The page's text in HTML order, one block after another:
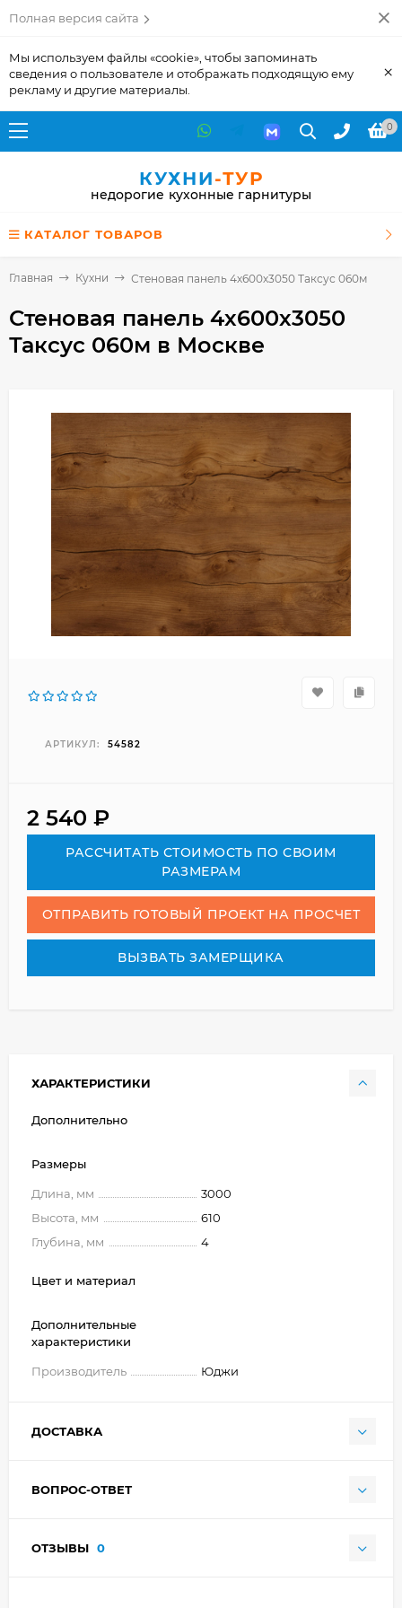
Полная версия сайта
Мы используем файлы «cookie», чтобы запоминать
сведения о пользователе и отображать подходящую ему
рекламу и другие материалы.
×
0
КУХНИ-ТУР
недорогие кухонные гарнитуры
КАТАЛОГ ТОВАРОВ
Главная Кухни Стеновая панель 4х600х3050 Таксус 060м
Стеновая панель 4х600х3050
Таксус 060м в Москве
АРТИКУЛ: 54582
2 540 ₽
РАСCЧИТАТЬ СТОИМОСТЬ ПО СВОИМ
РАЗМЕРАМ
ОТПРАВИТЬ ГОТОВЫЙ ПРОЕКТ НА ПРОСЧЕТ
ВЫЗВАТЬ ЗАМЕРЩИКА
ХАРАКТЕРИСТИКИ
Дополнительно
Размеры
Длина, мм
3000
Высота, мм
610
Глубина, мм
4
Цвет и материал
Дополнительные
характеристики
Производитель Юджи
ДОСТАВКА
ВОПРОС-ОТВЕТ
ОТЗЫВЫ 0